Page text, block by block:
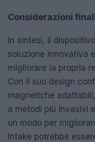
Considerazioni
In sintesi, il
soluzione innovativa
migliorare la propria
Con il suo design
magnetiche
a metodi più invasivi
un modo per
Intake potrebbe